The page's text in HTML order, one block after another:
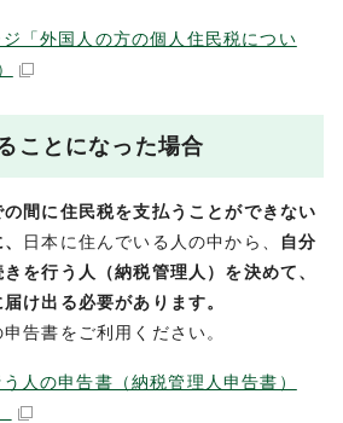
「外国人の方の個人住民税につい
ことになった場合
間に住民税を支払うことができない
日本に住んでいる人の中から、
自分
を行う人（納税管理人）を決めて、
け出る必要があります。
告書をご利用ください。
人の申告書（納税管理人申告書）